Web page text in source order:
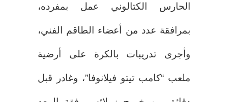
الحارس الكتالوني عمل بمفرده،
بمرافقة عدد من أعضاء الطاقم الفني،
وأجرى تدريبات بالكرة على أرضية
ملعب “كامب تيتو فيلانوفا”، وغادر قبل